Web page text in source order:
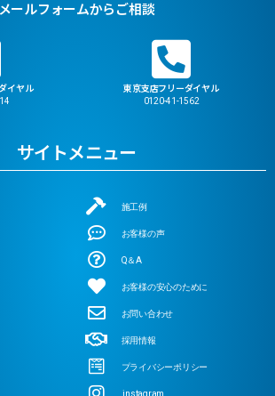
メールフォームからご相談
イヤル 東京支店フリーダイヤル
0120-41-1562
サイトメニュー
施工例
お客様の声
Q＆A
お客様の安心のために
お問い合わせ
採用情報
プライバシーポリシー
instagram